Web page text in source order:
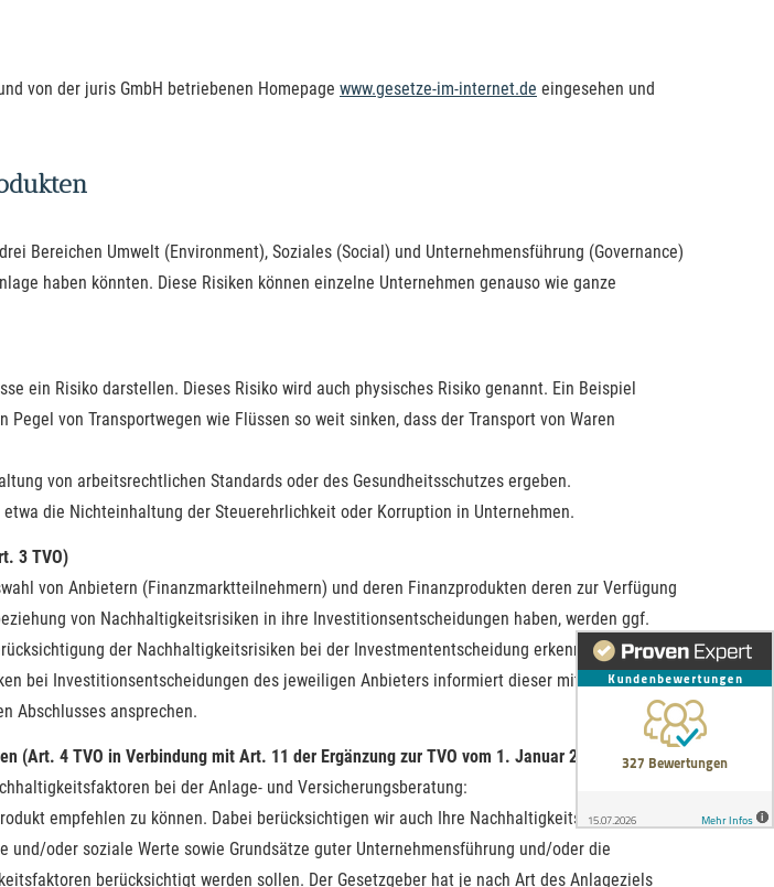
von der juris GmbH betriebenen Homepage www.gesetze-im-internet.de eingesehen und
Bereichen Umwelt (Environment), Soziales (Social) und Unternehmensführung (Governance)
haben könnten. Diese Risiken können einzelne Unternehmen genauso wie ganze
ein Risiko darstellen. Dieses Risiko wird auch physisches Risiko genannt. Ein Beispiel
von Transportwegen wie Flüssen so weit sinken, dass der Transport von Waren
von arbeitsrechtlichen Standards oder des Gesundheitsschutzes ergeben.
die Nichteinhaltung der Steuerehrlichkeit oder Korruption in Unternehmen.
3 TVO)
von Anbietern (Finanzmarktteilnehmern) und deren Finanzprodukten deren zur Verfügung
von Nachhaltigkeitsrisiken in ihre Investitionsentscheidungen haben, werden ggf.
der Nachhaltigkeitsrisiken bei der Investmententscheidung erkennbare Vor- bzw.
bei Investitionsentscheidungen des jeweiligen Anbieters informiert dieser mit seinen
Abschlusses ansprechen.
4 TVO in Verbindung mit Art. 11 der Ergänzung zur TVO vom 1. Januar 2023)
bei der Anlage- und Versicherungsberatung:
empfehlen zu können. Dabei berücksichtigen wir auch Ihre Nachhaltigkeitspräferenzen,
oder soziale Werte sowie Grundsätze guter Unternehmensführung und/oder die
berücksichtigt werden sollen. Der Gesetzgeber hat je nach Art des Anlageziels